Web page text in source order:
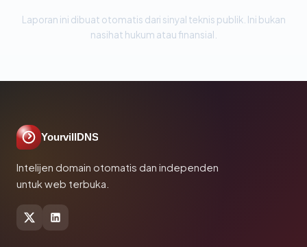
Laporan ini dibuat otomatis dari sinyal teknis publik. Ini bukan
nasihat hukum atau finansial.
YourvillDNS
Intelijen domain otomatis dan independen
untuk web terbuka.